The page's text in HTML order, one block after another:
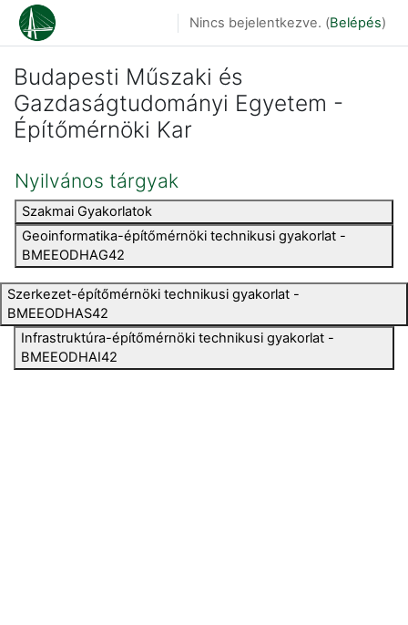
Tovább a fő tartalomhoz
Nincs bejelentkezve. (Belépés)
Budapesti Műszaki és
Gazdaságtudományi Egyetem -
Építőmérnöki Kar
Nyilvános tárgyak
Szakmai Gyakorlatok
Geoinformatika-építőmérnöki technikusi gyakorlat -
BMEEODHAG42
Szerkezet-építőmérnöki technikusi gyakorlat -
BMEEODHAS42
Infrastruktúra-építőmérnöki technikusi gyakorlat -
BMEEODHAI42